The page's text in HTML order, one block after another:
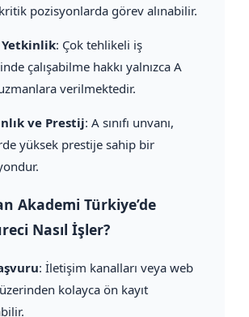
pozisyonlarda görev alınabilir.
Yetkinlik: Çok tehlikeli iş
çalışabilme hakkı yalnızca A
uzmanlara verilmektedir.
ve Prestij: A sınıfı unvanı,
yüksek prestije sahip bir
Akademi Türkiye’de
Nasıl İşler?
: İletişim kanalları veya web
kolayca ön kayıt